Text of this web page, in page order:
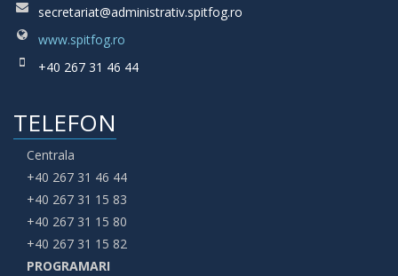
secretariat@administrativ.spitfog.ro
www.spitfog.ro
+40 267 31 46 44
TELEFON
Centrala
+40 267 31 46 44
+40 267 31 15 83
+40 267 31 15 80
+40 267 31 15 82
PROGRAMARI